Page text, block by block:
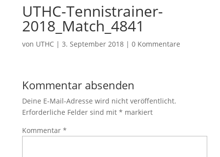
UTHC-Tennistrainer-
2018_Match_4841
von UTHC| 3. September 2018| 0 Kommentare
Kommentar absenden
Deine E-Mail-Adresse wird nicht veröffentlicht.
Erforderliche Felder sind mit * markiert
Kommentar *